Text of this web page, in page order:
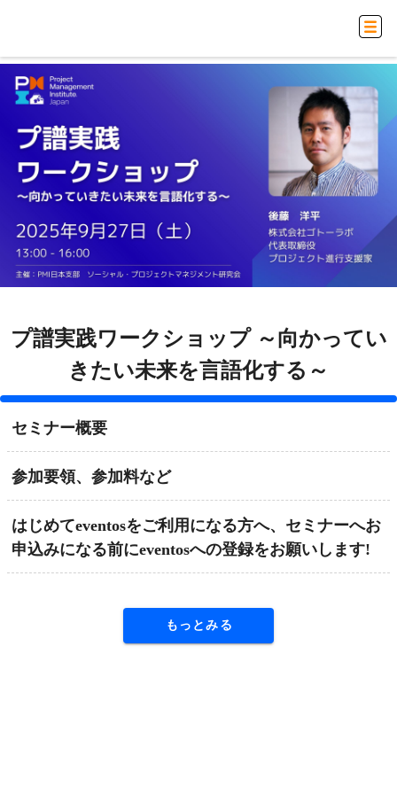
プ譜実践ワークショップ ～向かってい
きたい未来を言語化する～
セミナー概要
参加要領、参加料など
はじめてeventosをご利用になる方へ、セミナーへお
申込みになる前にeventosへの登録をお願いします!
もっとみる